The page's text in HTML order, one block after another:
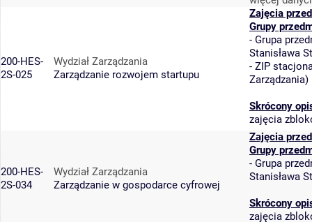
200-HES-
2S-025
Wydział Zarządzania
Zarządzanie rozwojem startupu
Zajęcia
Grupy
- Grupa
Stanisława
- ZIP
Zarządzania)
Skrócony
zajęcia
200-HES-
2S-034
Wydział Zarządzania
Zarządzanie w gospodarce cyfrowej
Zajęcia
Grupy
- Grupa
Stanisława
Skrócony
zajęcia